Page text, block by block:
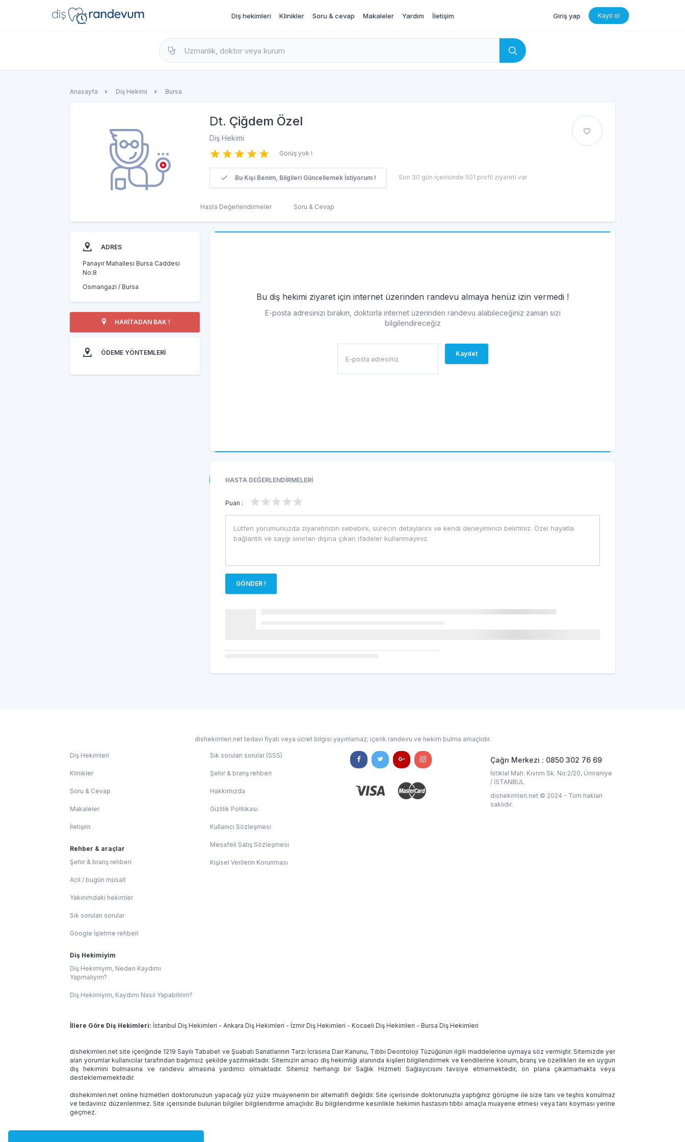
dishekimleri.net - Diş Hekimi Bul, Yorumları İncele ve Randevu Al Giriş yap Kayıt ol
Diş hekimleri Klinikler Soru & cevap Makaleler Yardım İletişim
Anasayfa Diş Hekimi Bursa
Dt. Çiğdem Özel
Diş Hekimi
Görüş yok !
Bu Kişi Benim, Bilgileri Güncellemek İstiyorum ! Son 30 gün içerisinde 501 profil ziyareti var
Hasta Değerlendirmeler Soru & Cevap
ADRES
Panayır Mahallesi Bursa Caddesi
No:8
Osmangazi / Bursa
HARİTADAN BAK !
ÖDEME YÖNTEMLERİ
Bu diş hekimi ziyaret için internet üzerinden randevu almaya henüz izin vermedi !
E-posta adresinizi bırakın, doktorla internet üzerinden randevu alabileceğiniz zaman sizi
bilgilendireceğiz
Kaydet
HASTA DEĞERLENDİRMELERİ
Puan :
GÖNDER !
dishekimleri.net tedavi fiyatı veya ücret bilgisi yayınlamaz; içerik randevu ve hekim bulma amaçlıdır.
Diş Hekimleri
Klinikler
Soru & Cevap
Makaleler
İletişim
Rehber & araçlar
Şehir & branş rehberi
Acil / bugün müsait
Yakınımdaki hekimler
Sık sorulan sorular
Google İşletme rehberi
Diş Hekimiyim
Diş Hekimiyim, Neden Kaydımı
Yapmalıyım?
Diş Hekimiyim, Kaydımı Nasıl Yapabilirim?
Sık sorulan sorular (SSS)
Şehir & branş rehberi
Hakkımızda
Gizlilik Politikası
Kullanıcı Sözleşmesi
Mesafeli Satış Sözleşmesi
Kişisel Verilerin Korunması
Çağrı Merkezi : 0850 302 76 69
İstiklal Mah. Kıvrım Sk. No:2/20, Ümraniye
/ İSTANBUL
dishekimleri.net © 2024 - Tüm hakları
saklıdır.
İllere Göre Diş Hekimleri: İstanbul Diş Hekimleri - Ankara Diş Hekimleri - İzmir Diş Hekimleri - Kocaeli Diş Hekimleri - Bursa Diş Hekimleri
dishekimleri.net site içeriğinde 1219 Sayılı Tababet ve Şuabatı Sanatlarının Tarzı İcrasına Dair Kanunu, Tıbbi Deontoloji Tüzüğünün ilgili maddelerine uymaya söz vermiştir. Sitemizde yer
alan yorumlar kullanıcılar tarafından bağımsız şekilde yazılmaktadır. Sitemizin amacı diş hekimliği alanında kişileri bilgilendirmek ve kendilerine konum, branş ve özellikleri ile en uygun
diş hekimini bulmasına ve randevu almasına yardımcı olmaktadır. Sitemiz herhangi bir Sağlık Hizmeti Sağlayıcısını tavsiye etmemektedir, ön plana çıkarmamakta veya
desteklememektedir.
dishekimleri.net online hizmetleri doktorunuzun yapacağı yüz yüze muayenenin bir alternatifi değildir. Site içerisinde doktorunuzla yaptığınız görüşme ile size tanı ve teşhis konulmaz
ve tedaviniz düzenlenmez. Site içerisinde bulunan bilgiler bilgilendirme amaçlıdır. Bu bilgilendirme kesinlikle hekimin hastasını tıbbi amaçla muayene etmesi veya tanı koyması yerine
geçmez.